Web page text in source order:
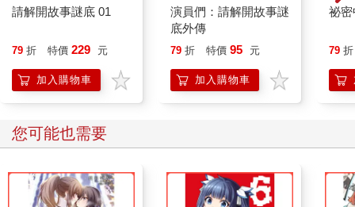
請解開故事謎底 01
79 折 特價 229 元
加入購物車
演員們：請解開故事謎
底外傳
79 折 特價 95 元
加入購物車
祕
79 折
您可能也需要